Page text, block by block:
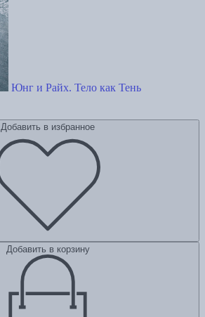
Юнг и Райх. Тело как Тень
Добавить в избранное
Добавить в корзину